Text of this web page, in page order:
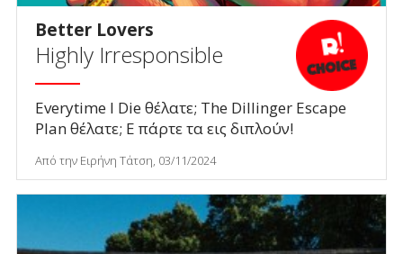
Better Lovers
Highly Irresponsible
Everytime I Die θέλατε; The Dillinger Escape
Plan θέλατε; Ε πάρτε τα εις διπλούν!
Από την Ειρήνη Τάτση, 03/11/2024